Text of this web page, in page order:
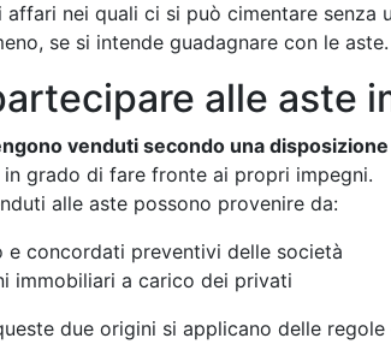
nei quali ci si può cimentare senza
se si intende guadagnare con le aste.
alle aste
venduti secondo una
grado di fare fronte ai propri impegni.
alle aste possono provenire da:
e concordati preventivi delle società
immobiliari a carico dei privati
due origini si applicano delle